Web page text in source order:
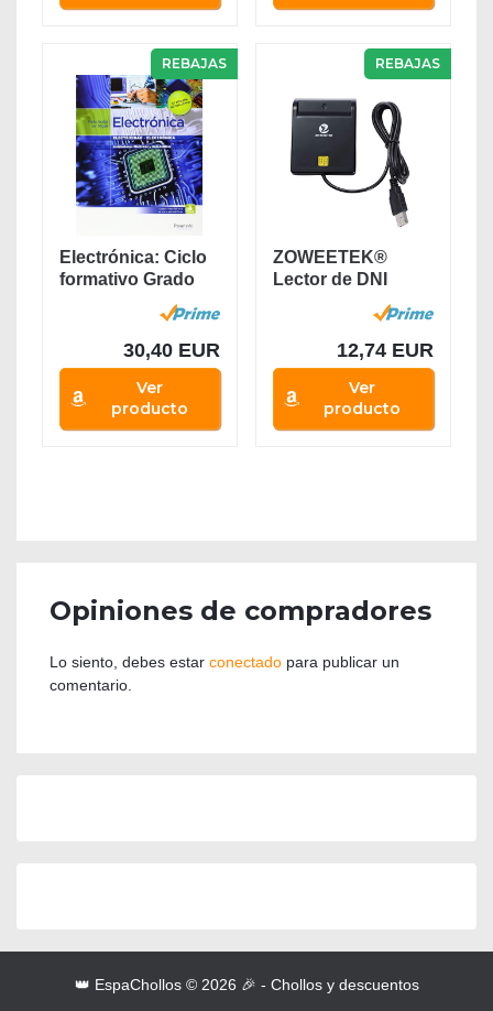
REBAJAS
Electrónica: Ciclo
formativo Grado
30,40 EUR
Ver
producto
REBAJAS
ZOWEETEK®
Lector de DNI
electrónico CAC...
12,74 EUR
Ver
producto
Opiniones de compradores
Lo siento, debes estar conectado para publicar un
comentario.
👑 EspaChollos © 2026 🎉 - Chollos y descuentos